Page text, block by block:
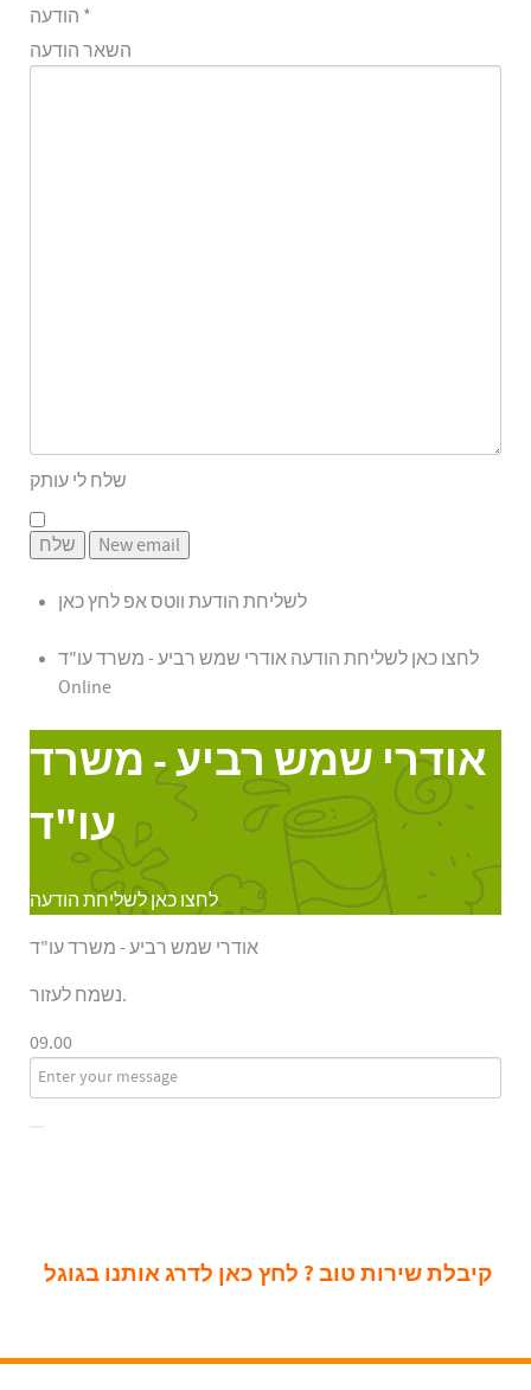
*
השאר הודעה
שלח לי עותק
לשליחת הודעת ווטס אפ לחץ כאן
לחצו כאן לשליחת הודעה אודרי שמש רביע - משרד עו"ד
Online
אודרי שמש רביע - משרד
עו"ד
לחצו כאן לשליחת הודעה
אודרי שמש רביע - משרד עו"ד
נשמח לעזור.
09.00
קיבלת שירות טוב ? לחץ כאן לדרג אותנו בגוגל